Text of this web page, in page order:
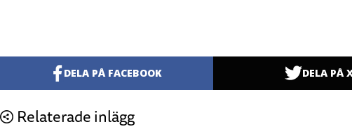
DELA PÅ FACEBOOK DELA PÅ
Relaterade inlägg